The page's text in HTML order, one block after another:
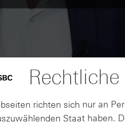
richten sich nur an
Staat haben.